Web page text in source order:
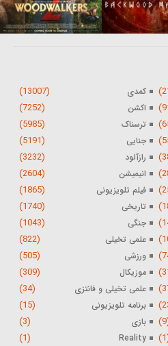
کمدی (13007)
اکشن (7252)
ترسناک (5985)
جنایی (5191)
رازآلود (3232)
انیمیشن (2604)
فیلم تلویزیونی (1865)
تاریخی (1740)
جنگی (1043)
علمی تخیلی (822)
ورزشی (505)
موزیکال (309)
علمی تخیلی و فانتزی (34)
برنامه تلویزیونی (15)
بازی (3)
Reality
(1)